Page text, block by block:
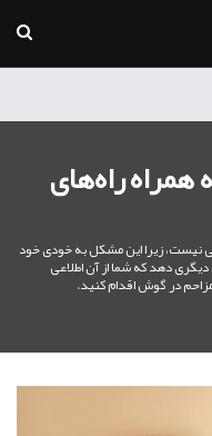
راه‌های
نیست، زیرا این مشکل به خودی خود
دهد که شما از آن اطلاعی
در گوش اقدام کنید.